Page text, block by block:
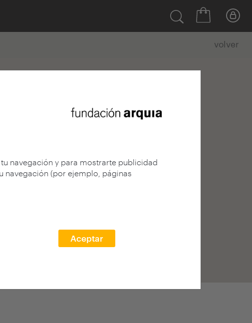
navegación y para mostrarte publicidad
navegación (por ejemplo, páginas
Aceptar
volver